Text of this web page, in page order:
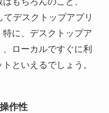
デスクトップアプリ
に、デスクトップア
ローカルですぐに利
といえるでしょう。
作性